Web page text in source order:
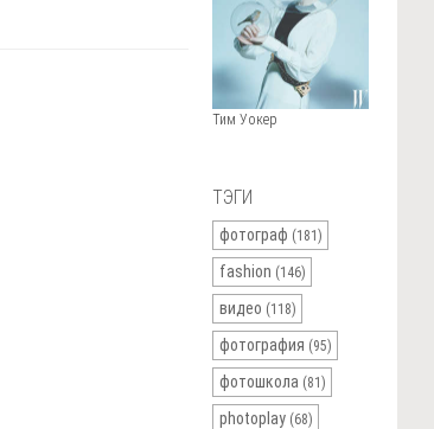
Тим Уокер
ТЭГИ
фотограф (181)
fashion (146)
видео (118)
фотография (95)
фотошкола (81)
photoplay (68)